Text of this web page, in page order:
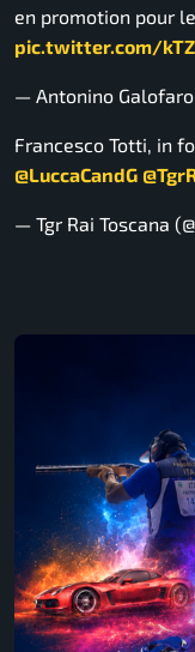
en promotion pour
pic.twitter.com/
— Antonino Galofaro
Francesco Totti, in
@LuccaCandG
— Tgr Rai Toscana